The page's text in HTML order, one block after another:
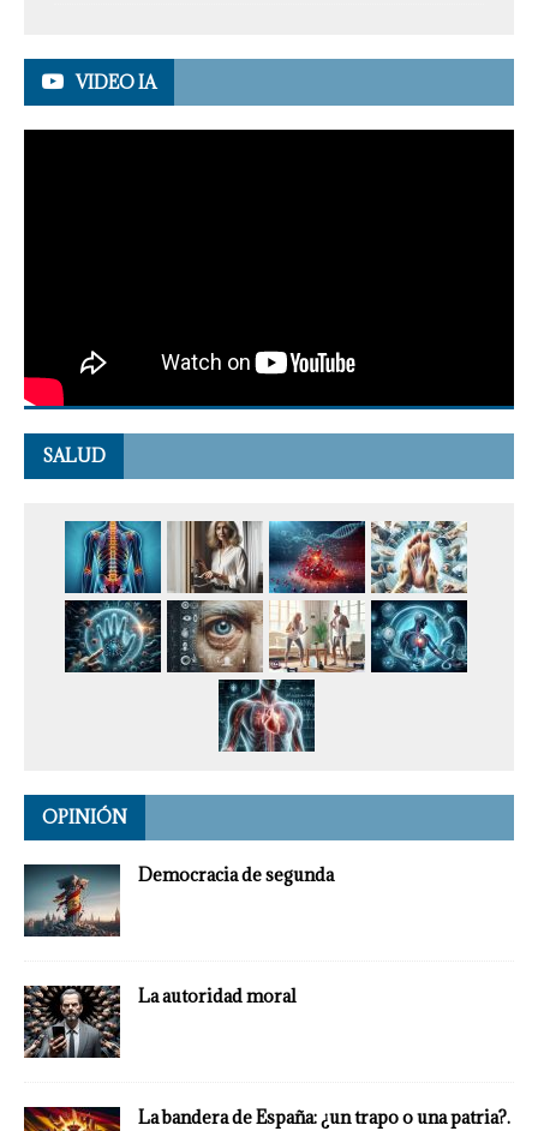
VIDEO IA
SALUD
OPINIÓN
Democracia de segunda
La autoridad moral
La bandera de España: ¿un trapo o una patria?.